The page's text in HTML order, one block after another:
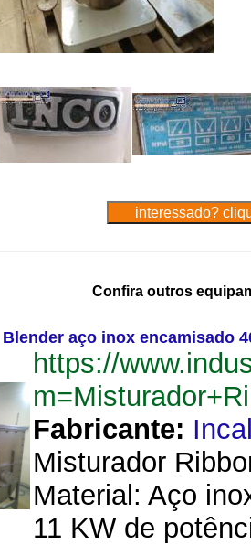
Confira outros
aço inox encamisado
https://
Fabricante:
Misturador
Material: Aço
11 KW de